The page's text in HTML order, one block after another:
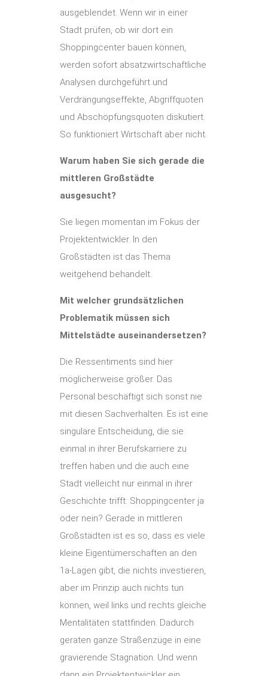
ausgeblendet. Wenn wir in einer
Stadt prüfen, ob wir dort ein
Shoppingcenter bauen können,
werden sofort absatzwirtschaftliche
Analysen durchgeführt und
Verdrängungseffekte, Abgriffquoten
und Abschöpfungsquoten diskutiert.
So funktioniert Wirtschaft aber nicht.
Warum haben Sie sich gerade die
mittleren Großstädte
ausgesucht?
Sie liegen momentan im Fokus der
Projektentwickler. In den
Großstädten ist das Thema
weitgehend behandelt.
Mit welcher grundsätzlichen
Problematik müssen sich
Mittelstädte auseinandersetzen?
Die Ressentiments sind hier
möglicherweise größer. Das
Personal beschäftigt sich sonst nie
mit diesen Sachverhalten. Es ist eine
singuläre Entscheidung, die sie
einmal in ihrer Berufskarriere zu
treffen haben und die auch eine
Stadt vielleicht nur einmal in ihrer
Geschichte trifft: Shoppingcenter ja
oder nein? Gerade in mittleren
Großstädten ist es so, dass es viele
kleine Eigentümerschaften an den
1a-Lagen gibt, die nichts investieren,
aber im Prinzip auch nichts tun
können, weil links und rechts gleiche
Mentalitäten stattfinden. Dadurch
geraten ganze Straßenzüge in eine
gravierende Stagnation. Und wenn